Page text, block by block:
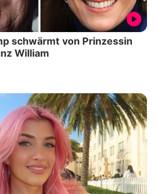
schwärmt von Prinzessin
William